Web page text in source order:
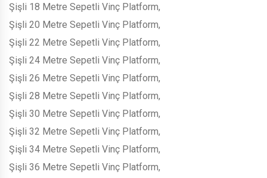
Şişli 18 Metre Sepetli Vinç Platform,
Şişli 20 Metre Sepetli Vinç Platform,
Şişli 22 Metre Sepetli Vinç Platform,
Şişli 24 Metre Sepetli Vinç Platform,
Şişli 26 Metre Sepetli Vinç Platform,
Şişli 28 Metre Sepetli Vinç Platform,
Şişli 30 Metre Sepetli Vinç Platform,
Şişli 32 Metre Sepetli Vinç Platform,
Şişli 34 Metre Sepetli Vinç Platform,
Şişli 36 Metre Sepetli Vinç Platform,